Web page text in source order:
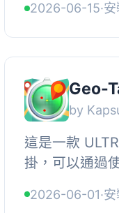
據信息，並幫
2026-06-15·
Geo-
by
這是一款
掛，可以通過
目標定位。只
2026-06-01·